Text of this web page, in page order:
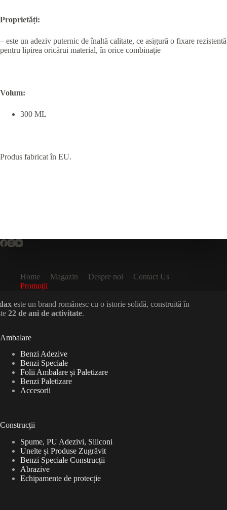
Proprietăți:
– este un adeziv puternic de înaltă calitate, ce asigură o fixare rezistentă
pentru lipirea oricărui material, în orice combinație
Volum:
300 ML
Produs fabricat în EU.
Home Magazin Despre noi
Contact Us
Promoții
este un brand românesc cu o istorie solidă, construită în
22 de ani de activitate.
Ambalare
Benzi Adezive
Benzi Speciale
Folii Ambalare și Paletizare
Benzi Paletizare
Accesorii
Construcții
Spume, PU Adezivi, Siliconi
Unelte și Produse Zugrăvit
Benzi Speciale Construcții
Abrazive
Echipamente de protecție